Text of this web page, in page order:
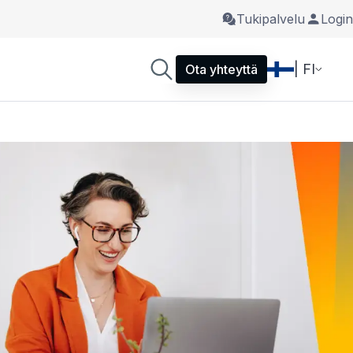
Tukipalvelu Login
Ota yhteyttä | FI